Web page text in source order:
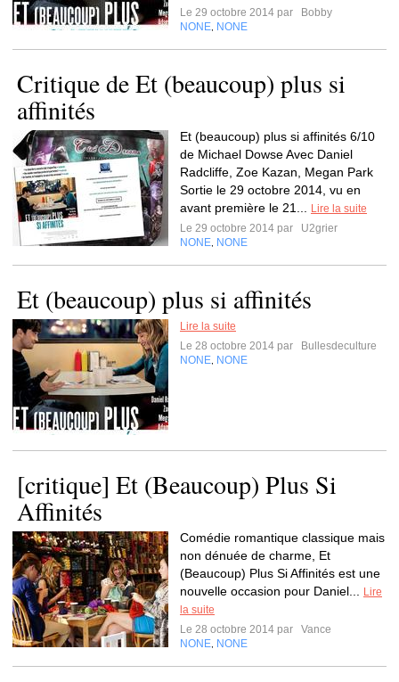
Le 29 octobre 2014 par
Bobby
NONE NONE
Critique de Et (beaucoup) plus si
affinités
Et (beaucoup) plus si affinités 6/10
de Michael Dowse Avec Daniel
Radcliffe, Zoe Kazan, Megan Park
Sortie le 29 octobre 2014, vu en
avant première le 21...
Lire la suite
Le 29 octobre 2014 par
U2grier
NONE NONE
Et (beaucoup) plus si affinités
Lire la suite
Le 28 octobre 2014 par
Bullesdeculture
NONE NONE
[critique] Et (Beaucoup) Plus Si
Affinités
Comédie romantique classique mais
non dénuée de charme, Et
(Beaucoup) Plus Si Affinités est une
nouvelle occasion pour Daniel...
Lire
la suite
Le 28 octobre 2014 par
Vance
NONE NONE